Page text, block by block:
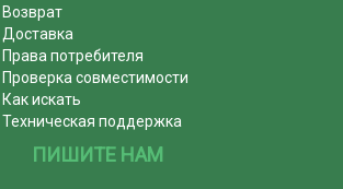
Возврат
Доставка
Права потребителя
Проверка совместимости
Как искать
Техническая поддержка
ПИШИТЕ НАМ